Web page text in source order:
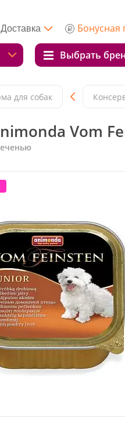
Доставка Бонусная
Выбрать
для собак
Vom